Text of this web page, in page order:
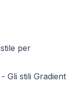
per
- Gli stili Gradient